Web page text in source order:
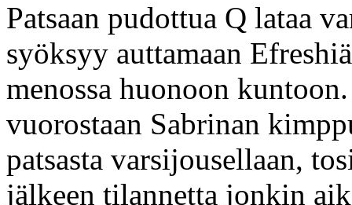
Patsaan pudottua Q lataa
syöksyy auttamaan
menossa huonoon
vuorostaan Sabrinan
patsasta varsijousellaan,
jälkeen tilannetta jonkin